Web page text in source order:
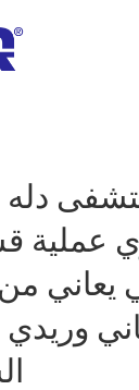
دله
عملية
يعاني
وريدي